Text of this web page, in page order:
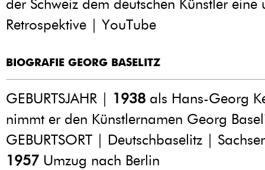
der Schweiz dem deutschen Künstler
Retrospektive | YouTube
BIOGRAFIE GEORG BASELITZ
GEBURTSJAHR | 1938 als Hans-Georg
nimmt er den Künstlernamen Georg
GEBURTSORT | Deutschbaselitz |
1957 Umzug nach Berlin